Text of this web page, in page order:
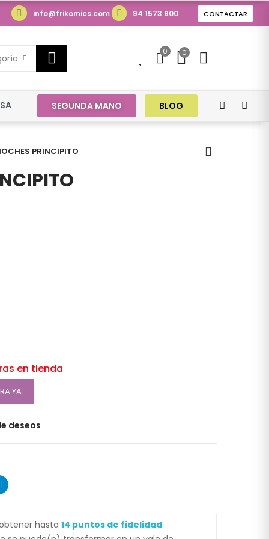
info@frikomics.com 94 1573 800 CONTACTAR
0 0
SEGUNDA MANO BLOG
PRINCIPITO
en tienda
YA
deseos
hasta 14 puntos de fidelidad.